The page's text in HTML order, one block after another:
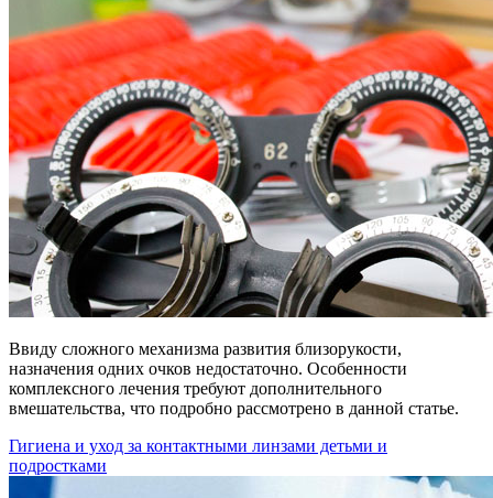
Ввиду сложного механизма развития близорукости,
назначения одних очков недостаточно. Особенности
комплексного лечения требуют дополнительного
вмешательства, что подробно рассмотрено в данной статье.
Гигиена и уход за контактными линзами детьми и
подростками